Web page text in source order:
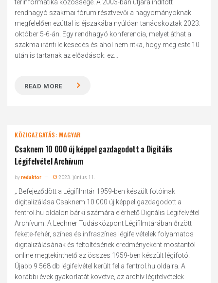
térinformatika közössége. A 2003-ban útjára indított
rendhagyó szakmai fórum résztvevői a hagyományoknak
megfelelően ezúttal is éjszakába nyúlóan tanácskoztak 2023.
október 5-6-án. Egy rendhagyó konferencia, melyet áthat a
szakma iránti lelkesedés és ahol nem ritka, hogy még este 10
után is tartanak az előadások: ez...
READ MORE
KÖZIGAZGATÁS: MAGYAR
Csaknem 10 000 új képpel gazdagodott a Digitális
Légifelvétel Archívum
byredaktor 2023. június 11.
„ Befejeződött a Légifilmtár 1959-ben készült fotóinak
digitalizálása Csaknem 10 000 új képpel gazdagodott a
fentrol.hu oldalon bárki számára elérhető Digitális Légifelvétel
Archívum. A Lechner Tudásközpont Légifilmtárában őrzött
fekete-fehér, színes és infraszínes légifelvételek folyamatos
digitalizálásának és feltöltésének eredményeként mostantól
online megtekinthető az összes 1959-ben készült légifotó.
Újabb 9 568 db légifelvétel került fel a fentrol.hu oldalra. A
korábbi évek gyakorlatát követve, az archív légifelvételek